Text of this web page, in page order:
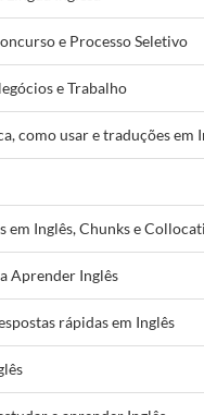
e Processo Seletivo
e Trabalho
como usar e traduções em
em Inglês, Chunks e
Aprender Inglês
rápidas em Inglês